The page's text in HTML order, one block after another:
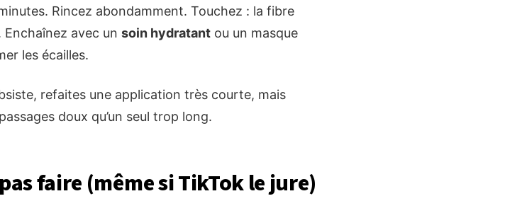
Rincez abondamment. Touchez : la fibre
avec un soin hydratant ou un masque
les écailles.
refaites une application très courte, mais
doux qu’un seul trop long.
faire (même si TikTok le jure)